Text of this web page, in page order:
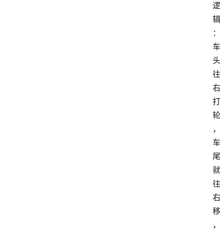
逻
辑
：
车
头
往
右
打
轮
，
车
尾
就
往
右
移
，